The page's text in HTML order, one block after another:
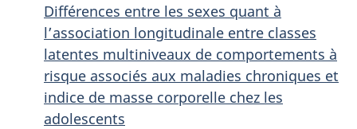
Différences entre les sexes quant à
l’association longitudinale entre classes
latentes multiniveaux de comportements à
risque associés aux maladies chroniques et
indice de masse corporelle chez les
adolescents